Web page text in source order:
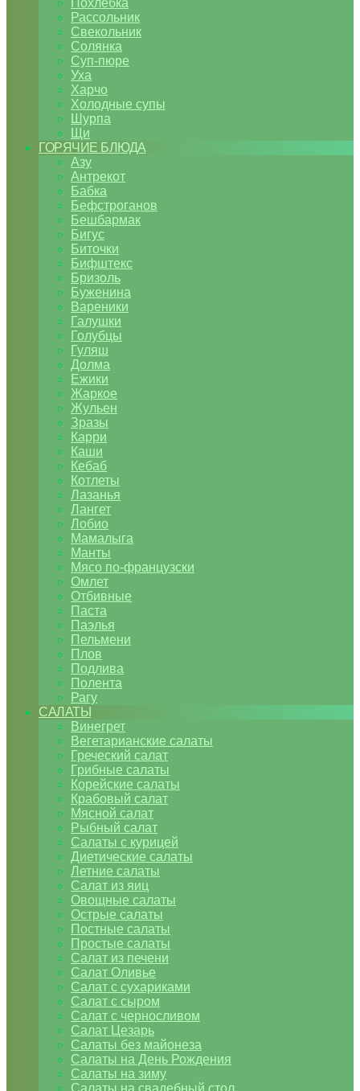
Похлебка
Рассольник
Свекольник
Солянка
Суп-пюре
Уха
Харчо
Холодные супы
Шурпа
Щи
ГОРЯЧИЕ БЛЮДА
Азу
Антрекот
Бабка
Бефстроганов
Бешбармак
Бигус
Биточки
Бифштекс
Бризоль
Буженина
Вареники
Галушки
Голубцы
Гуляш
Долма
Ежики
Жаркое
Жульен
Зразы
Карри
Каши
Кебаб
Котлеты
Лазанья
Лангет
Лобио
Мамалыга
Манты
Мясо по-французски
Омлет
Отбивные
Паста
Паэлья
Пельмени
Плов
Подлива
Полента
Рагу
САЛАТЫ
Винегрет
Вегетарианские салаты
Греческий салат
Грибные салаты
Корейские салаты
Крабовый салат
Мясной салат
Рыбный салат
Салаты с курицей
Диетические салаты
Летние салаты
Салат из яиц
Овощные салаты
Острые салаты
Постные салаты
Простые салаты
Салат из печени
Салат Оливье
Салат с сухариками
Салат с сыром
Салат с черносливом
Салат Цезарь
Салаты без майонеза
Салаты на День Рождения
Салаты на зиму
Салаты на свадебный стол